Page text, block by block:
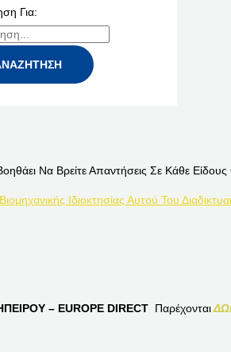
Για:
Να Βρείτε Απαντήσεις Σε Κάθε
Ιδιοκτησίας Αυτού Του
– EUROPE DIRECT Παρέχονται